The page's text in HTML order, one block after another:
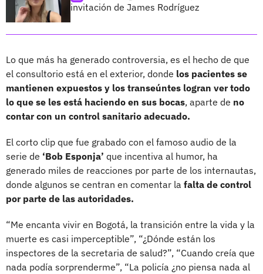
invitación de James Rodríguez
Lo que más ha generado controversia, es el hecho de que
el consultorio está en el exterior, donde los pacientes se
mantienen expuestos y los transeúntes logran ver todo
lo que se les está haciendo en sus bocas, aparte de no
contar con un control sanitario adecuado.
El corto clip que fue grabado con el famoso audio de la
serie de ‘Bob Esponja’ que incentiva al humor, ha
generado miles de reacciones por parte de los internautas,
donde algunos se centran en comentar la falta de control
por parte de las autoridades.
“Me encanta vivir en Bogotá, la transición entre la vida y la
muerte es casi imperceptible”, “¿Dónde están los
inspectores de la secretaria de salud?”, “Cuando creía que
nada podía sorprenderme”, “La policía ¿no piensa nada al